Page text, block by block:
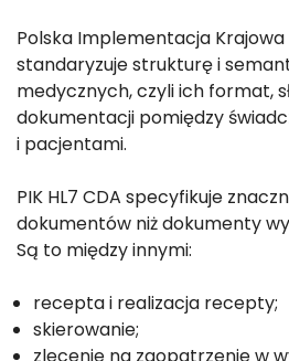
Polska Implementacja Krajowa
standaryzuje strukturę i
medycznych, czyli ich format,
dokumentacji pomiędzy
i pacjentami.
PIK HL7 CDA specyfikuje
dokumentów niż dokumenty
Są to między innymi:
recepta i realizacja recepty;
skierowanie;